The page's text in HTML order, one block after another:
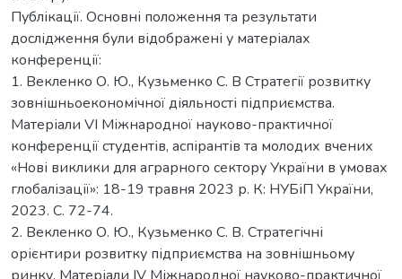
Публікації. Основні положення та результати
дослідження були відображені у матеріалах
конференції:
1. Векленко О. Ю., Кузьменко С. В Стратегії розвитку
зовнішньоекономічної діяльності підприємства.
Матеріали VІ Міжнародної науково-практичної
конференції студентів, аспірантів та молодих вчених
«Нові виклики для аграрного сектору України в умовах
глобалізації»: 18-19 травня 2023 р. К: НУБіП України,
2023. С. 72-74.
2. Векленко О. Ю., Кузьменко С. В. Стратегічні
орієнтири розвитку підприємства на зовнішньому